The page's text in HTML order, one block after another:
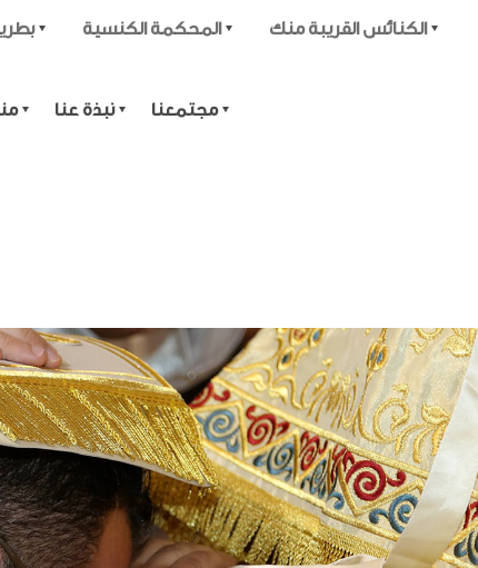
المحكمة الكنسية الكنائس القريبة منك
نبذة عنا مجتمعنا